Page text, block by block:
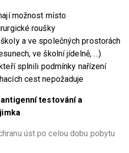
možnost místo
roušky
a ve společných prostorách
ve školní jídelně, …)
splnili podmínky nařízení
cest nepožaduje
testování a
úst po celou dobu pobytu